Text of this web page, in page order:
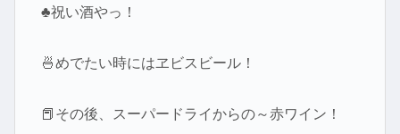
♣祝い酒やっ！
🍜めでたい時にはヱビスビール！
📕その後、スーパードライからの～赤ワイン！